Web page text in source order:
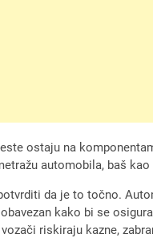
ostaju na
automobila, baš
da je to točno.
kako bi se
riskiraju kazne,